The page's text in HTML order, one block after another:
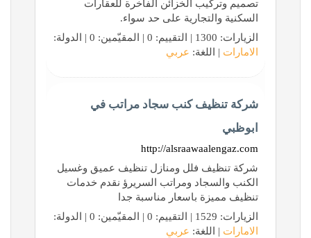
تصميم وتركيب الخزائن الفاخرة للعقارات
السكنية والتجارية على حد سواء.
الزيارات: 1300 | التقييم: 0 | المقيّمين: 0 | الدولة:
الامارات | اللغة: عربي
شركة تنظيف كنب سجاد مراتب في
ابوظبي
http://alsraawaalengaz.com
شركة تنظيف فلل ومنازل تنظيف عميق وغسيل
الكنب والسجاد ومراتب السريرؤ نقدم خدمات
تنظيف مميزة باسعار مناسبة جدا
الزيارات: 1529 | التقييم: 0 | المقيّمين: 0 | الدولة:
الامارات | اللغة: عربي